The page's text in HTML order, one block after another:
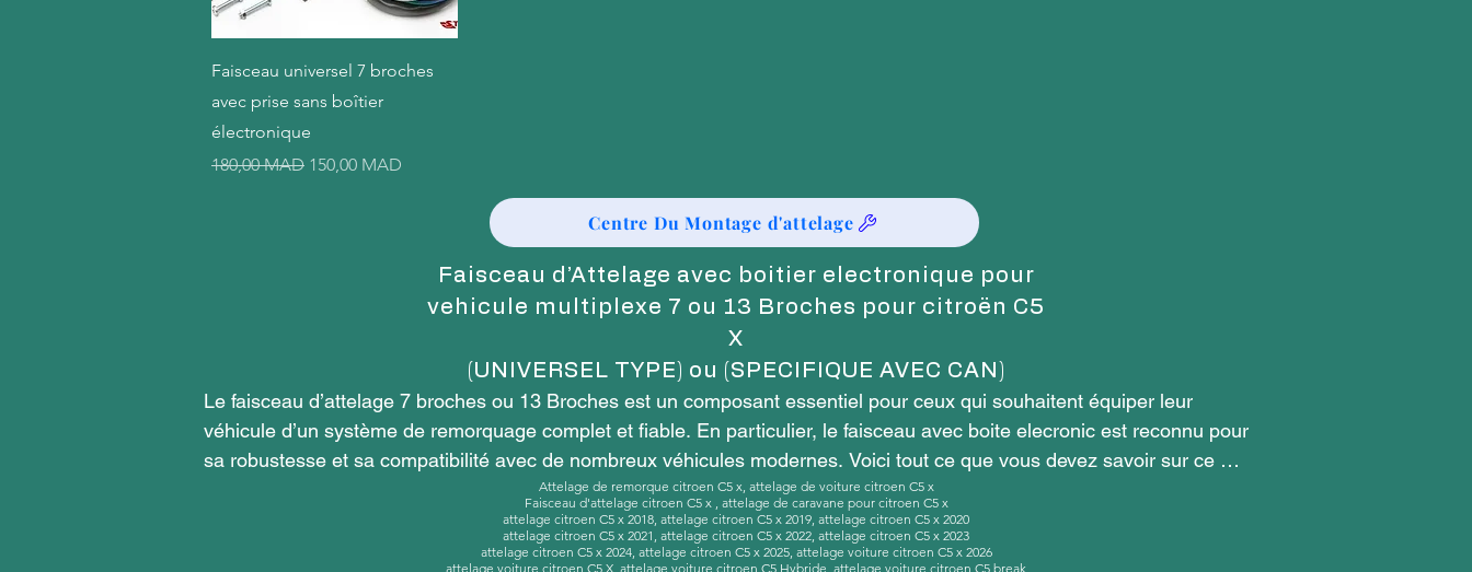
Aperçu rapide
Faisceau universel 7 broches
avec prise sans boîtier
électronique
Prix original
180,00 MAD Prix promotionnel
150,00 MAD
Centre Du Montage d'attelage
Faisceau d’Attelage avec boitier electronique pour
vehicule multiplexe 7 ou 13 Broches pour citroën C5
X
(UNIVERSEL TYPE) ou (SPECIFIQUE AVEC CAN)
Le faisceau d’attelage 7 broches ou 13 Broches est un composant essentiel pour ceux qui souhaitent équiper leur
véhicule d’un système de remorquage complet et fiable. En particulier, le faisceau avec boite elecronic est reconnu pour
sa robustesse et sa compatibilité avec de nombreux véhicules modernes. Voici tout ce que vous devez savoir sur ce
Qu’est-ce qu’un faisceau d’attelage 7 broches ?
Attelage de remorque citroen C5 x, attelage de voiture citroen C5 x
Faisceau d'attelage citroen C5 x , attelage de caravane pour citroen C5 x
attelage citroen C5 x 2018, attelage citroen C5 x 2019, attelage citroen C5 x 2020
attelage citroen C5 x 2021, attelage citroen C5 x 2022, attelage citroen C5 x 2023
attelage citroen C5 x 2024, attelage citroen C5 x 2025, attelage voiture citroen C5 x 2026
attelage voiture citroen C5 X, attelage voiture citroen C5 Hybride, attelage voiture citroen C5 break